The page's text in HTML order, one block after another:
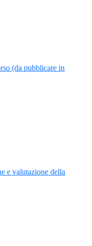
(da pubblicare in
e valutazione della